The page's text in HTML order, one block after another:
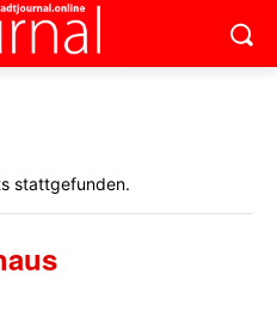
stattgefunden.